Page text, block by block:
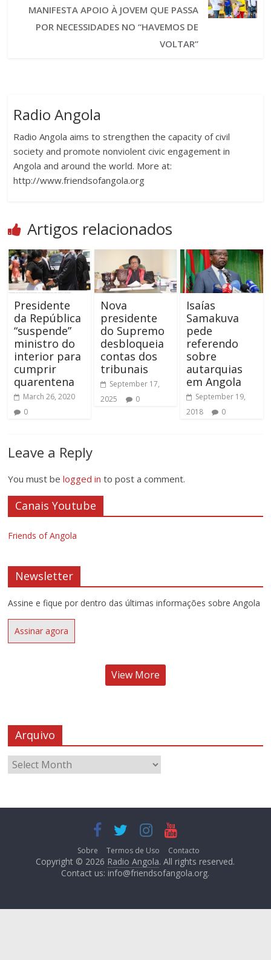
MANIFESTA APOIO À JOVEM QUE PASSA
POR NECESSIDADES NO “HAVEMOS DE
VOLTAR”
Radio Angola
Radio Angola aims to strengthen the capacity of civil
society and promote nonviolent civic engagement in
Angola and around the world. More at:
http://www.friendsofangola.org
Artigos relacionados
Presidente
da República
“suspende”
ministro do
interior para
cumprir
quarentena
March 26, 2020
0
Nova
presidente
do Supremo
desbloqueia
contas dos
tribunais
September 17,
2025
0
Isaías
Samakuva
pede
referendo
sobre
autarquias
em Angola
September 19,
2018
0
Leave a Reply
You must belogged in to post a comment.
Canais Youtube
Friends of Angola
Newsletter
Assine e fique por dentro das últimas informações sobre Angola
Assinar agora
View More
Arquivo
Sobre Termos de Uso Contacto
Copyright © 2026 Radio Angola. All rights reserved.
Contact us: info@friendsofangola.org.